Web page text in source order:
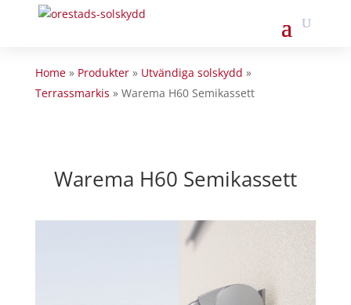
Home» Produkter» Utvändiga solskydd »
Terrassmarkis » Warema H60 Semikassett
Warema H60 Semikassett